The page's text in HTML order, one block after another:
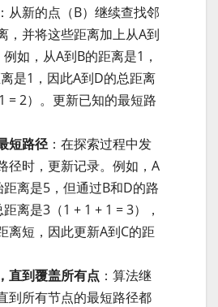
：从新的点（B）继续查找邻
，并将这些距离加上从A到
如，从A到B的距离是1，
是1，因此A到D的总距离
= 2）。更新已知的最短路
短路径：在探索过程中发
径时，更新记录。例如，A
距离是5，但通过B和D的路
离是3（1 + 1 + 1 = 3），
离短，因此更新A到C的距
直到覆盖所有点 ：算法继
到所有节点的最短路径都